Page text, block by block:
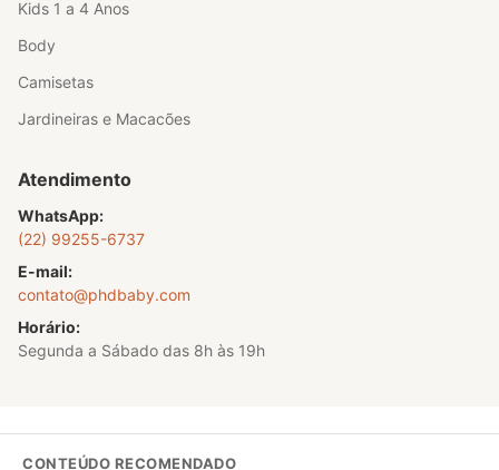
Kids 1 a 4 Anos
Body
Camisetas
Jardineiras e Macacões
Atendimento
WhatsApp:
(22) 99255-6737
E-mail:
contato@phdbaby.com
Horário:
Segunda a Sábado das 8h às 19h
CONTEÚDO RECOMENDADO